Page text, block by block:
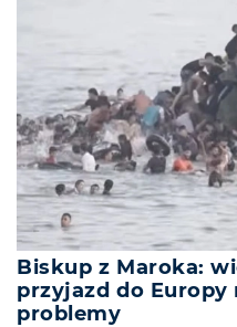
Biskup z Maroka:
przyjazd do
problemy